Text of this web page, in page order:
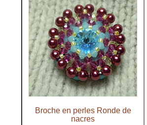
Broche en perles Ronde de
nacres